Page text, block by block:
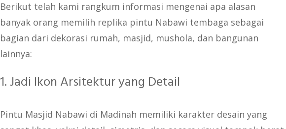
Berikut telah kami rangkum informasi mengenai apa alasan
banyak orang memilih replika pintu Nabawi tembaga sebagai
bagian dari dekorasi rumah, masjid, mushola, dan bangunan
lainnya:
1. Jadi Ikon Arsitektur yang Detail
Pintu Masjid Nabawi di Madinah memiliki karakter desain yang